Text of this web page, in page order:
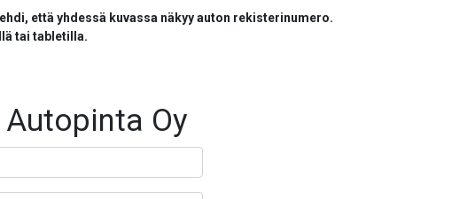
että yhdessä kuvassa näkyy auton rekisterinumero.
tai tabletilla.
Oy